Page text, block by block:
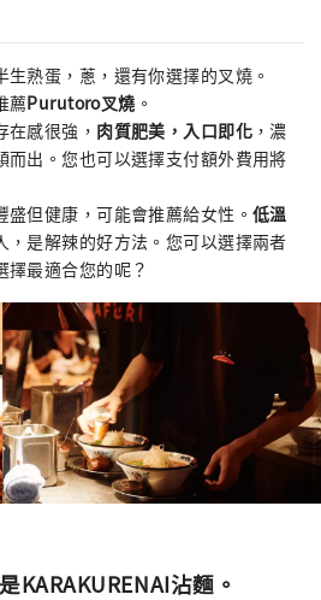
熟蛋，蔥，還有你選擇的叉燒。
薦Purutoro叉燒 。
感很強， 肉質肥美，入口即化，濃
而出。您也可以選擇支付額外費用將
盛但健康，可能會推薦給女性。 低溫
，是解辣的好方法。您可以選擇兩者
擇最適合您的呢？
KARAKURENAI沾麵。